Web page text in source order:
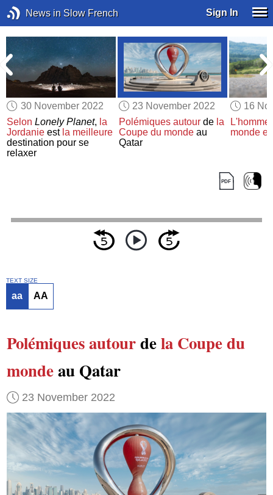
News in Slow French Sign In
30 November 2022
Selon Lonely Planet, la
Jordanie est la meilleure
destination pour se
relaxer
23 November 2022
Polémiques autourde la
Coupe du mondeau
Qatar
16
monde
TEXT SIZE
aa AA
Polémiquesautourdela Coupe du
mondeau Qatar
23 November 2022